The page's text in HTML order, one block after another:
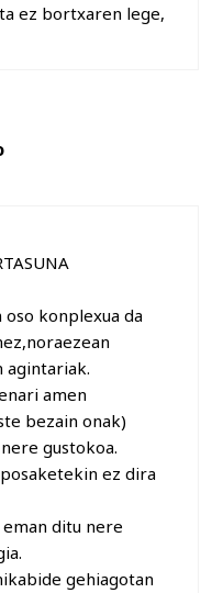
ez bortxaren lege,
konplexua da
agintariak.
amen
bezain onak)
gustokoa.
ez dira
ditu nere
gehiagotan